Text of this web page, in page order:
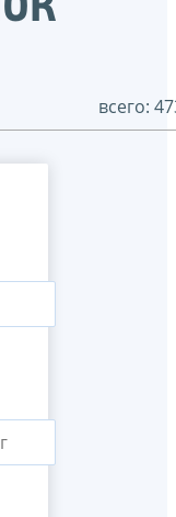
всего: